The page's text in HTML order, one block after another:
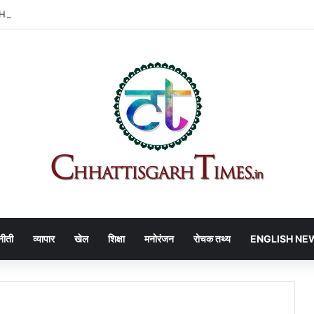
APL प्लांट में बड़ा हादसा!
व्यापार खेल शिक्षा मनोरंजन रोचक तथ्य ENGLISH